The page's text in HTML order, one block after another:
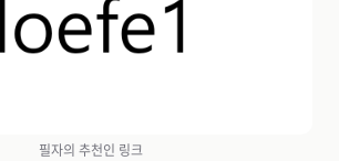
필자의 추천인 링크